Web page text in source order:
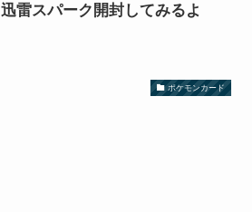
雷スパーク開封してみるよ
ポケモンカード